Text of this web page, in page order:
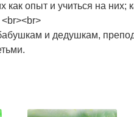
как опыт и учиться на них;
<br><br>
и дедушкам,